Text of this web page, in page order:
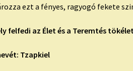
ezt a fényes, ragyogó fekete
felfedi az Élet és a Teremtés
Tzapkiel